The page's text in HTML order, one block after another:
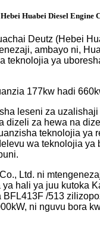
Huabei Diesel Engine
Deutz (Hebei
ambayo ni,
teknolojia ya
177kw hadi
leseni za
dizeli za hewa na
teknolojia
wa teknolojia
Ltd. ni
hali ya juu kutoka
/513
ni nguvu bora